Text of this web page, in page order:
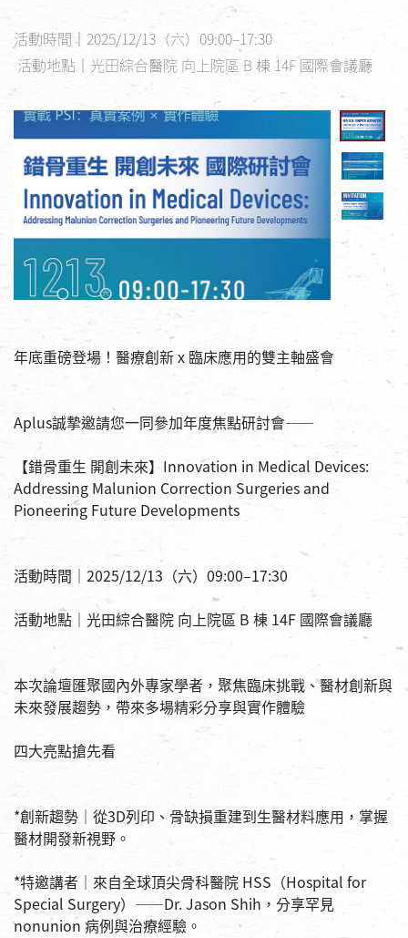
活動時間｜2025/12/13（六）09:00–17:30
活動地點｜光田綜合醫院 向上院區 B 棟 14F 國際會議廳
年底重磅登場！醫療創新 x 臨床應用的雙主軸盛會
Aplus誠摯邀請您一同參加年度焦點研討會——
【錯骨重生 開創未來】Innovation in Medical Devices:
Addressing Malunion Correction Surgeries and
Pioneering Future Developments
活動時間｜2025/12/13（六）09:00–17:30
活動地點｜光田綜合醫院 向上院區 B 棟 14F 國際會議廳
本次論壇匯聚國內外專家學者，聚焦臨床挑戰、醫材創新與
未來發展趨勢，帶來多場精彩分享與實作體驗
四大亮點搶先看
*創新趨勢｜從3D列印、骨缺損重建到生醫材料應用，掌握
醫材開發新視野。
*特邀講者｜來自全球頂尖骨科醫院 HSS（Hospital for
Special Surgery）——Dr. Jason Shih，分享罕見
nonunion 病例與治療經驗。